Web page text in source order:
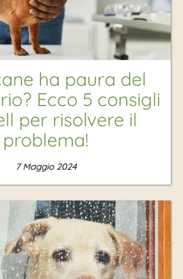
ha paura del
Ecco 5 consigli
per risolvere il
problema!
7 Maggio 2024